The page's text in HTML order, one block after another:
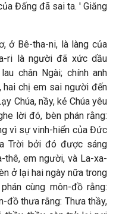
Đấng đã sai ta. ' Giăng
ở Bê-tha-ni, là làng của
ri là người đã xức dầu
chân Ngài; chính anh
hai chị em sai người đến
Chúa, nầy, kẻ Chúa yêu
lời đó, bèn phán rằng:
vì sự vinh-hiển của Đức
Trời bởi đó được sáng
thê, em người, và La-xa-
ở lại hai ngày nữa trong
cùng môn-đồ rằng:
đồ thưa rằng: Thưa thầy,